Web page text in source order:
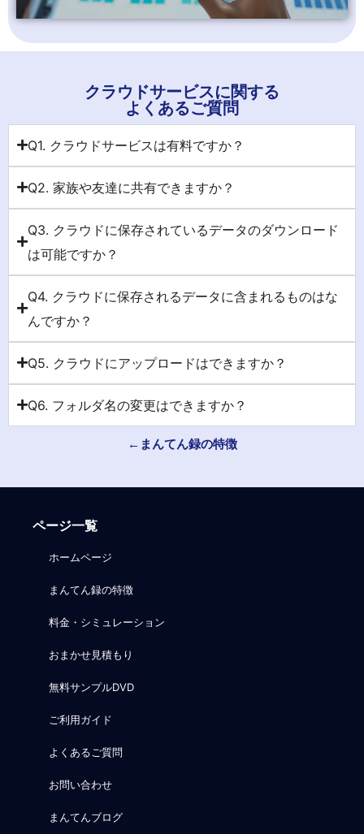
クラウドサービスに関する
よくあるご質問
Q1. クラウドサービスは有料ですか？
Q2. 家族や友達に共有できますか？
Q3. クラウドに保存されているデータのダウンロード
は可能ですか？
Q4. クラウドに保存されるデータに含まれるものはな
んですか？
Q5. クラウドにアップロードはできますか？
Q6. フォルダ名の変更はできますか？
←まんてん録の特徴
ページ一覧
ホームページ
まんてん録の特徴
料金・シミュレーション
おまかせ見積もり
無料サンプルDVD
ご利用ガイド
よくあるご質問
お問い合わせ
まんてんブログ